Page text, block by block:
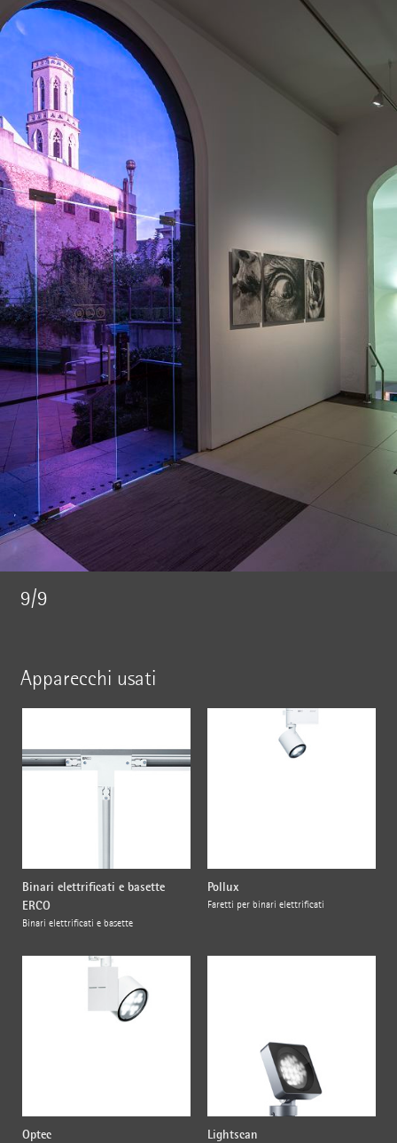
9/9
Apparecchi usati
Binari elettrificati e basette
ERCO
Binari elettrificati e basette
Pollux
Faretti per binari elettrificati
Optec Lightscan